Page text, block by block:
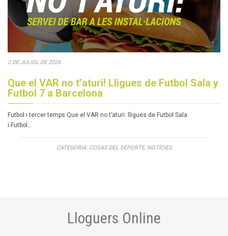
2 DE JULIOL DE 2026
Que el VAR no t’aturi! Lligues de Futbol Sala y
Futbol 7 a Barcelona
Futbol i tercer temps Que el VAR no t’aturi: lligues de Futbol Sala
i Futbol…
CATEGORIA: COSAS DEL DEPORTE, NOTÍCIES
Lloguers Online